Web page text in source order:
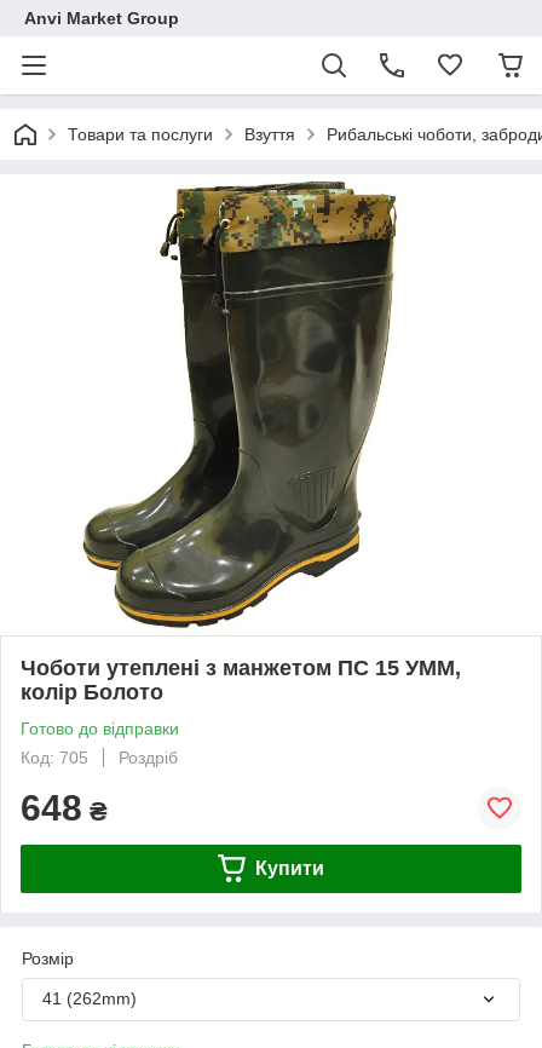
Anvi Market Group
Товари та послуги Взуття Рибальські чоботи,
Чоботи утеплені з манжетом ПС 15 УММ,
колір Болото
Готово до відправки
Код: 705
Роздріб
648 ₴
Купити
Розмір
41 (262mm)